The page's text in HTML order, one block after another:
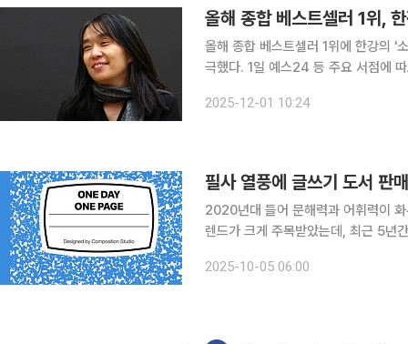
올해 종합 베스트셀러 1위,
올해 종합 베스트셀러 1위에 한강의 '
극했다. 1일 예스24 등 주요 서점에 따르면, 올해 종합 베스트셀러 1위에 5·18 민주화운동을 다룬
2025-12-01 10:24
필사 열풍에 글쓰기 도서
2020년대 들어 문해력과 어휘력이
렌드가 크게 주목받았는데, 최근 5년
글쓰기 관련서 출간 종수는 227종으
2025-10-05 06:00